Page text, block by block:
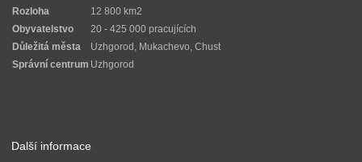
Rozloha
12 800 km2
Obyvatelstvo
20 - 425 000 pracujících
Důležitá města
Uzhgorod, Mukachevo, Chust
Správní centrum Uzhgorod
Další informace